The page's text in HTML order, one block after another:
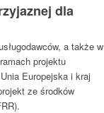
dla
a także w
projektu
Europejska i kraj
ze środków